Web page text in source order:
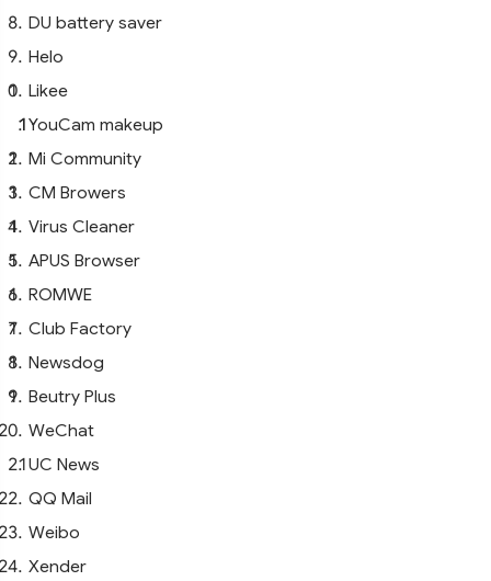
DU battery saver
Helo
Likee
YouCam makeup
Mi Community
CM Browers
Virus Cleaner
APUS Browser
ROMWE
Club Factory
Newsdog
Beutry Plus
WeChat
UC News
QQ Mail
Weibo
Xender